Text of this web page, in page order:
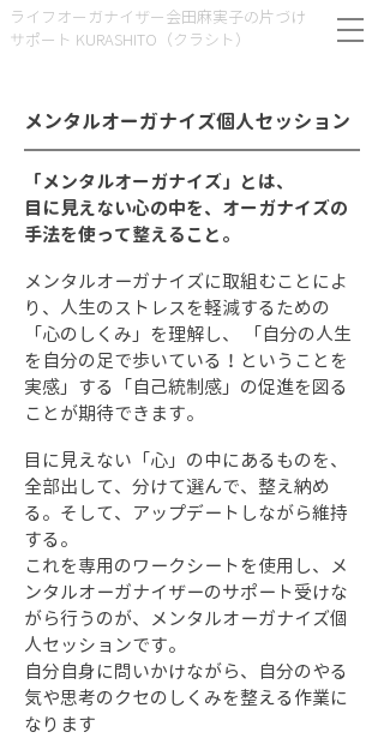
ライフオーガナイザー会田麻実子の片づけ
サポート KURASHITO（クラシト）
メンタルオーガナイズ個人セッション
「メンタルオーガナイズ」とは、
目に見えない心の中を、オーガナイズの
手法を使って整えること。
メンタルオーガナイズに取組むことによ
り、人生のストレスを軽減するための
「心のしくみ」を理解し、 「自分の人生
を自分の足で歩いている！ということを
実感」する「自己統制感」の促進を図る
ことが期待できます。
目に見えない「心」の中にあるものを、
全部出して、分けて選んで、整え納め
る。そして、アップデートしながら維持
する。
これを専用のワークシートを使用し、メ
ンタルオーガナイザーのサポート受けな
がら行うのが、メンタルオーガナイズ個
人セッションです。
自分自身に問いかけながら、自分のやる
気や思考のクセのしくみを整える作業に
なります